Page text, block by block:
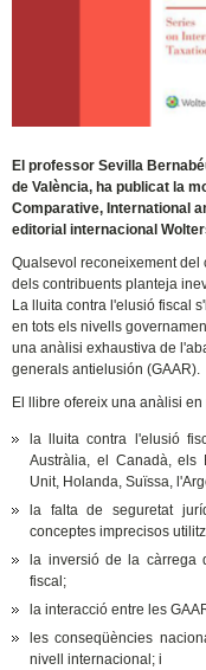
El professor Sevilla
de València, ha publicat la
Comparative, International
editorial internacional
Qualsevol reconeixement del
dels contribuents planteja
La lluita contra l'elusió fiscal
en tots els nivells
una anàlisi exhaustiva de
generals antielusión (GAAR).
El llibre ofereix una anàlisi
la lluita contra l'elusió
Austràlia, el Canadà, els
Unit, Holanda, Suïssa,
la falta de seguretat
conceptes imprecisos
la inversió de la càrrega
fiscal;
la interacció entre les
les conseqüències
nivell internacional; i